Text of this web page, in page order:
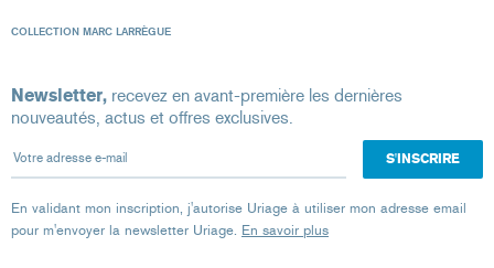
COLLECTION MARC LARRÈGUE
Newsletter, recevez en avant-première les dernières
nouveautés, actus et offres exclusives.
Votre adresse e-mail
En validant mon inscription, j'autorise Uriage à utiliser mon adresse email
pour m'envoyer la newsletter Uriage. En savoir plus